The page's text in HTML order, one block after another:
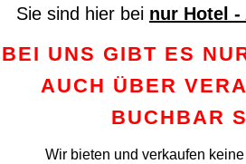
Sie sind hier bei nur Hotel -
BEI UNS GIBT ES
AUCH ÜBER
BUCHBAR
Wir bieten und verkaufen